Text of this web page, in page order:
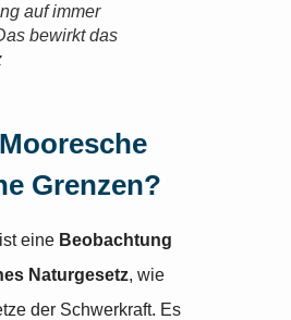
auf immer
bewirkt das
Grenzen?
eine Beobachtung
Naturgesetz, wie
der Schwerkraft. Es